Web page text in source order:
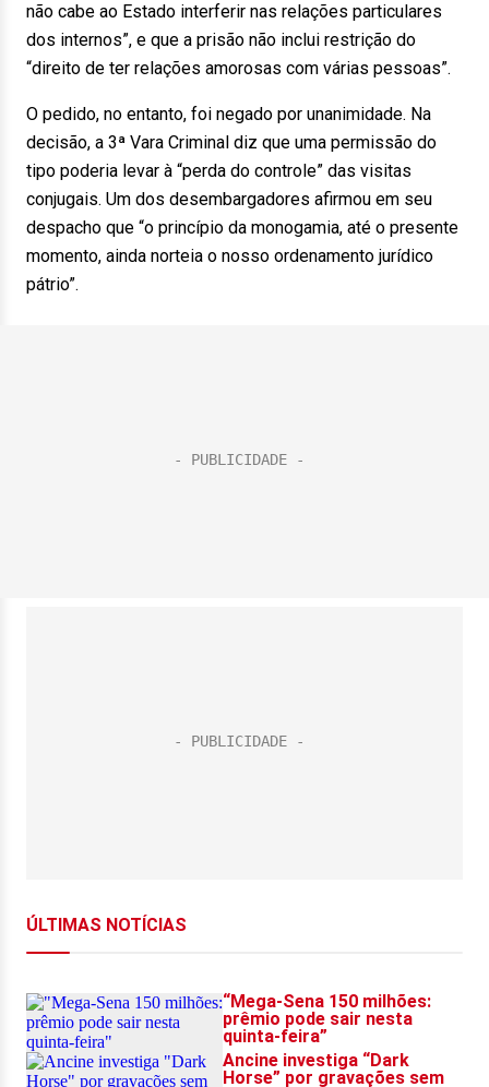
não cabe ao Estado interferir nas relações particulares
dos internos”, e que a prisão não inclui restrição do
“direito de ter relações amorosas com várias pessoas”.
O pedido, no entanto, foi negado por unanimidade. Na
decisão, a 3ª Vara Criminal diz que uma permissão do
tipo poderia levar à “perda do controle” das visitas
conjugais. Um dos desembargadores afirmou em seu
despacho que “o princípio da monogamia, até o presente
momento, ainda norteia o nosso ordenamento jurídico
pátrio”.